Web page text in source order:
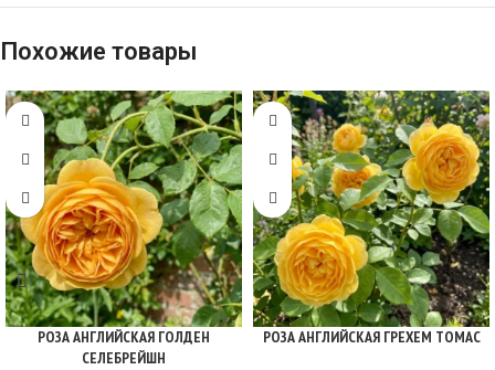
Похожие товары
РОЗА АНГЛИЙСКАЯ ГОЛДЕН
СЕЛЕБРЕЙШН
РОЗА АНГЛИЙСКАЯ ГРЕХЕМ ТОМАС